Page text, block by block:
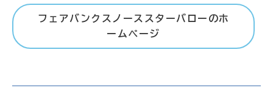
フェアバンクスノーススターバローのホ
ームページ